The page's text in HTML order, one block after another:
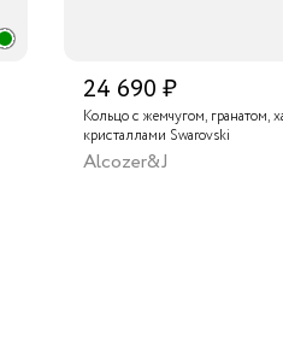
24 690 ₽
Кольцо с жемчугом, гранатом,
кристаллами Swarovski
Alcozer&J